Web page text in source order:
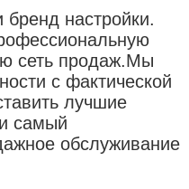
настройки.
сеть продаж.Мы
с фактической
лучшие
самый
обслуживание